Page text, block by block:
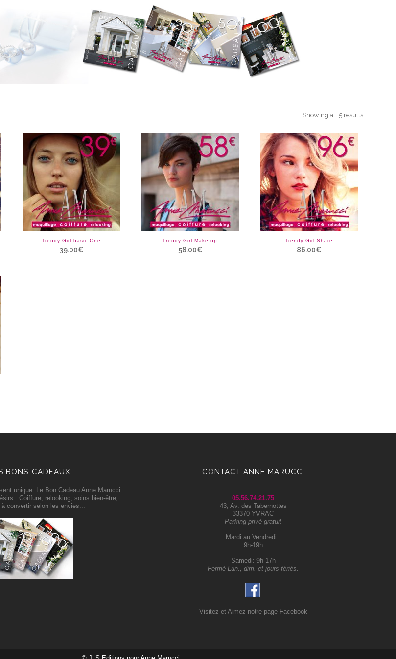
Showing all 5 results
Trendy Girl basic One
39.00€
Trendy Girl Make-up
58.00€
Trendy Girl Share
86.00€
BONS-CADEAUX
unique. Le Bon Cadeau Anne Marucci
: Coiffure, relooking, soins bien-être,
convertir selon les envies...
CONTACT ANNE MARUCCI
05.56.74.21.75
43, Av. des Tabernottes
33370 YVRAC
Parking privé gratuit
Mardi au Vendredi :
9h-19h
Samedi: 9h-17h
Fermé Lun., dim. et jours fériés.
Visitez et Aimez notre page Facebook